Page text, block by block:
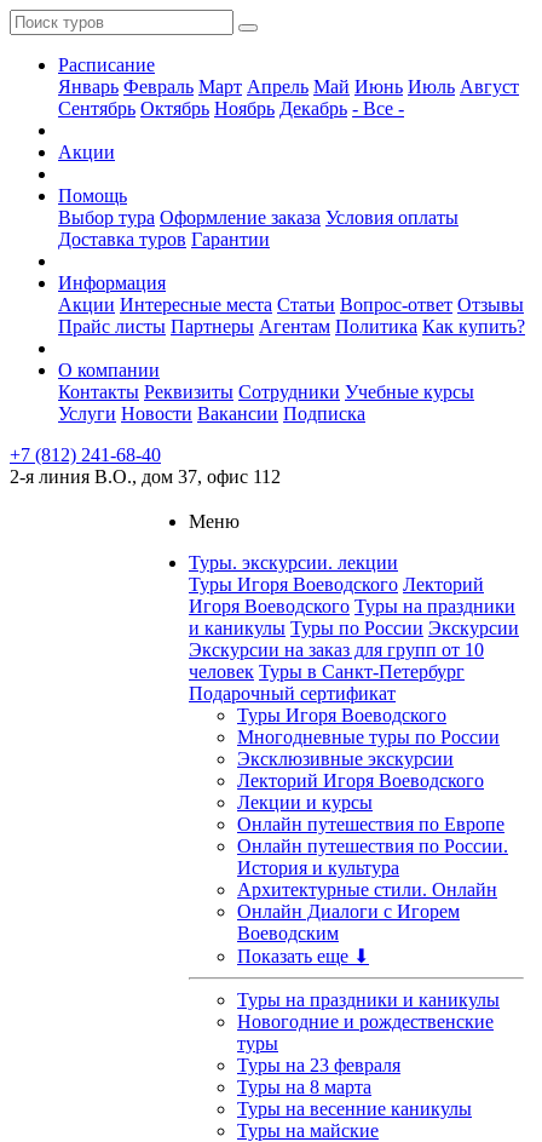
Расписание
Январь Февраль Март Апрель Май Июнь Июль Август
Сентябрь Октябрь Ноябрь Декабрь - Все -
Акции
Помощь
Выбор тура Оформление заказа Условия оплаты
Доставка туров Гарантии
Информация
Акции Интересные места Статьи Вопрос-ответ Отзывы
Прайс листы Партнеры Агентам Политика Как купить?
О компании
Контакты Реквизиты Сотрудники Учебные курсы
Услуги Новости Вакансии Подписка
+7 (812) 241-68-40
2-я линия В.О., дом 37, офис 112
Меню
Туры. экскурсии. лекции
Туры Игоря Воеводского Лекторий
Игоря Воеводского Туры на праздники
и каникулы Туры по России Экскурсии
Экскурсии на заказ для групп от 10
человек Туры в Санкт-Петербург
Подарочный сертификат
Туры Игоря Воеводского
Многодневные туры по России
Эксклюзивные экскурсии
Лекторий Игоря Воеводского
Лекции и курсы
Онлайн путешествия по Европе
Онлайн путешествия по России.
История и культура
Архитектурные стили. Онлайн
Онлайн Диалоги с Игорем
Воеводским
Показать еще ⬇
Туры на праздники и каникулы
Новогодние и рождественские
туры
Туры на 23 февраля
Туры на 8 марта
Туры на весенние каникулы
Туры на майские